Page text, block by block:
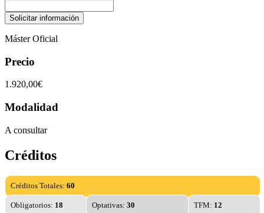
Máster Oficial
Precio
1.920,00€
Modalidad
A consultar
Créditos
Créditos Totales: 60
Obligatorios: 18 Optativas:30 TFM: 12